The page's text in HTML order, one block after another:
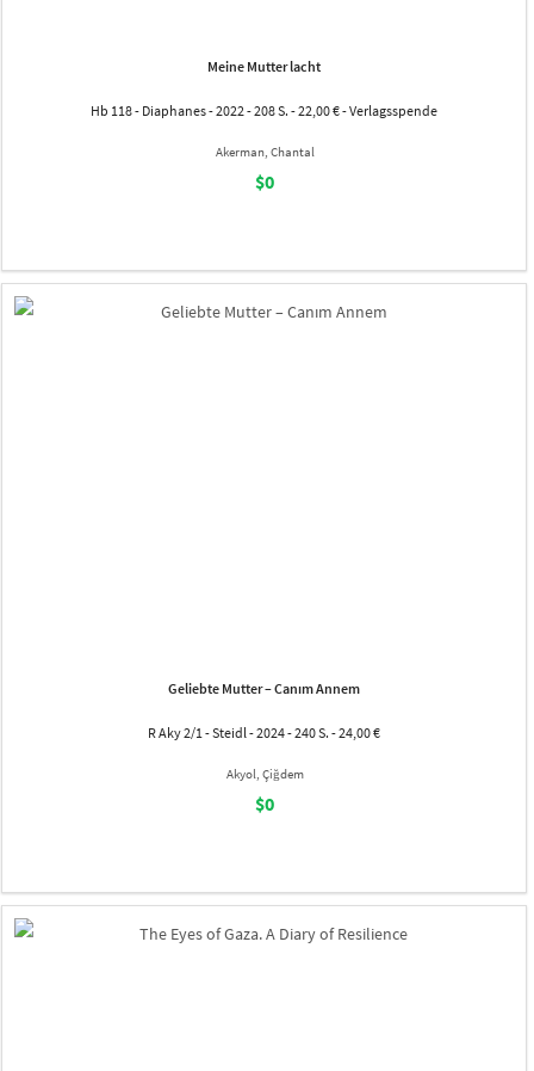
Meine Mutter lacht
Hb 118 - Diaphanes - 2022 - 208 S. - 22,00 € - Verlagsspende
Akerman, Chantal
$0
Geliebte Mutter – Canım Annem
R Aky 2/1 - Steidl - 2024 - 240 S. - 24,00 €
Akyol, Çiğdem
$0